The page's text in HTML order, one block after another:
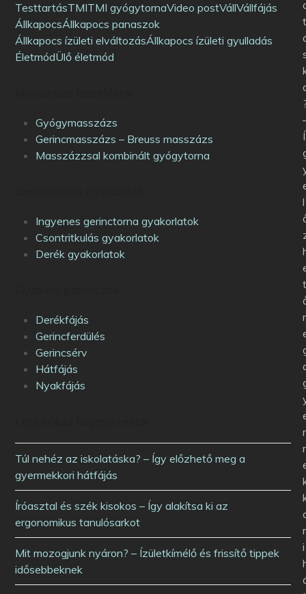
TesttartásTMITMI gyógytornaVideo postVállVállfájás
ÁllkapocsÁllkapocs panaszok
Állkapocs ízületi elváltozásÁllkapocs ízületi gyulladás
ÉletmódÜlő életmód
Gyógymasszázs
Gerincmasszázs – Breuss masszázs
Masszázzsal kombinált gyógytorna
Ingyenes gerinctorna gyakorlatok
Csontritkulás gyakorlatok
Derék gyakorlatok
Derékfájás
Gerincferdülés
Gerincsérv
Hátfájás
Nyakfájás
Túl nehéz az iskolatáska? – Így előzhető meg a
gyermekkori hátfájás
Íróasztal és szék kisokos – Így alakítsa ki az
ergonomikus tanulósarkot
Mit mozogjunk nyáron? – Ízületkímélő és frissítő tippek
idősebbeknek
Í
l
r
r
i